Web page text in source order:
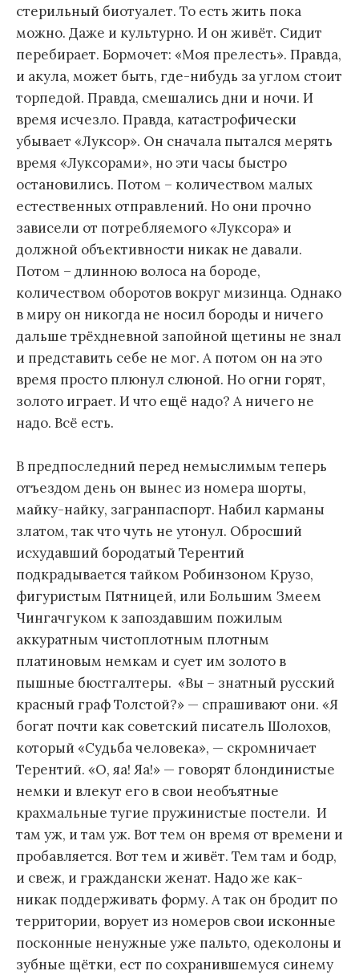
стерильный биотуалет. То есть жить пока
можно. Даже и культурно. И он живёт. Сидит
перебирает. Бормочет: «Моя прелесть». Правда,
и акула, может быть, где-нибудь за углом стоит
торпедой. Правда, смешались дни и ночи. И
время исчезло. Правда, катастрофически
убывает «Луксор». Он сначала пытался мерять
время «Луксорами», но эти часы быстро
остановились. Потом – количеством малых
естественных отправлений. Но они прочно
зависели от потребляемого «Луксора» и
должной объективности никак не давали.
Потом – длинною волоса на бороде,
количеством оборотов вокруг мизинца. Однако
в миру он никогда не носил бороды и ничего
дальше трёхдневной запойной щетины не знал
и представить себе не мог. А потом он на это
время просто плюнул слюной. Но огни горят,
золото играет. И что ещё надо? А ничего не
надо. Всё есть.
В предпоследний перед немыслимым теперь
отъездом день он вынес из номера шорты,
майку-найку, загранпаспорт. Набил карманы
златом, так что чуть не утонул. Обросший
исхудавший бородатый Терентий
подкрадывается тайком Робинзоном Крузо,
фигуристым Пятницей, или Большим Змеем
Чингачгуком к запоздавшим пожилым
аккуратным чистоплотным плотным
платиновым немкам и сует им золото в
пышные бюстгалтеры. «Вы – знатный русский
красный граф Толстой?» — спрашивают они. «Я
богат почти как советский писатель Шолохов,
который «Судьба человека», — скромничает
Терентий. «О, яа! Яа!» — говорят блондинистые
немки и влекут его в свои необъятные
крахмальные тугие пружинистые постели. И
там уж, и там уж. Вот тем он время от времени и
пробавляется. Вот тем и живёт. Тем там и бодр,
и свеж, и граждански женат. Надо же как-
никак поддерживать форму. А так он бродит по
территории, ворует из номеров свои исконные
посконные ненужные уже пальто, одеколоны и
зубные щётки, ест по сохранившемуся синему